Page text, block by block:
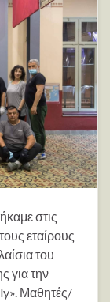
στις
εταίρους
του
για την
Μαθητές/